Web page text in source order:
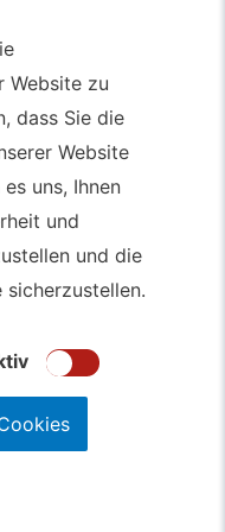
Website zu
dass Sie die
Website
uns, Ihnen
und
und die
Website zu
dass Sie die
Website
uns, Ihnen
und
und die